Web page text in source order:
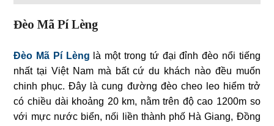
Đèo Mã Pí Lèng
Đèo Mã Pí Lèng là một trong tứ đại đỉnh đèo nổi tiếng
nhất tại Việt Nam mà bất cứ du khách nào đều muốn
chinh phục. Đây là cung đường đèo cheo leo hiểm trở
có chiều dài khoảng 20 km, nằm trên độ cao 1200m so
với mực nước biển, nối liền thành phố Hà Giang, Đồng